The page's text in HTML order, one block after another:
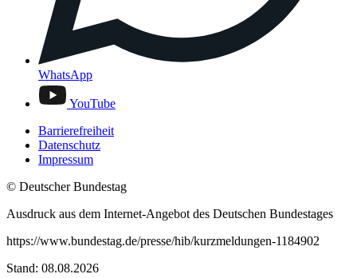
WhatsApp
YouTube
Barrierefreiheit
Datenschutz
Impressum
© Deutscher Bundestag
Ausdruck aus dem Internet-Angebot des Deutschen Bundestages
https://www.bundestag.de/presse/hib/kurzmeldungen-1184902
Stand: 08.08.2026